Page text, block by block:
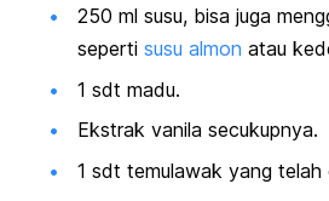
250 ml susu, bisa juga
seperti susu almon atau
1 sdt madu.
Ekstrak vanila secukupnya.
1 sdt temulawak yang telah